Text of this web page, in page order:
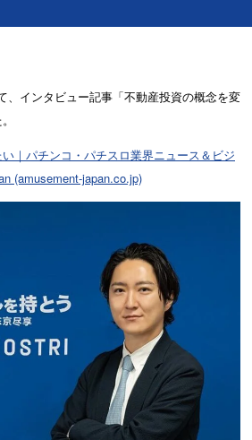
、インタビュー記事「不動産投資の概念を変
｜パチンコ・パチスロ業界ニュース＆ビジ
(amusement-japan.co.jp)